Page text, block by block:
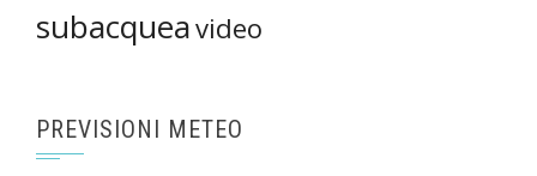
subacqueavideo
PREVISIONI METEO